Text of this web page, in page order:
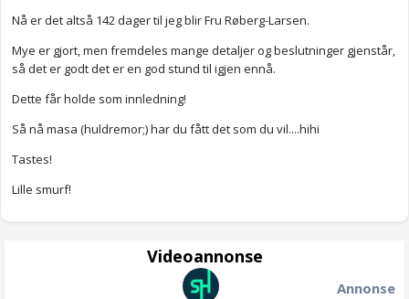
Nå er det altså 142 dager til jeg blir Fru Røberg-Larsen.
Mye er gjort, men fremdeles mange detaljer og beslutninger gjenstår,
så det er godt det er en god stund til igjen ennå.
Dette får holde som innledning!
Så nå masa (huldremor;) har du fått det som du vil....hihi
Tastes!
Lille smurf!
Videoannonse
Annonse